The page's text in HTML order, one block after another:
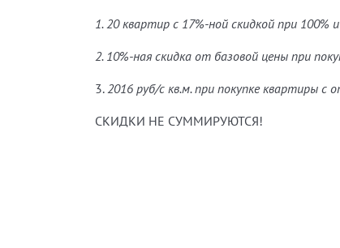
1.20 квартир с 17%-ной скидкой при
2.10%-ная скидка от базовой цены при
3.2016 руб/с кв.м. при покупке квартиры с
СКИДКИ НЕ СУММИРУЮТСЯ!